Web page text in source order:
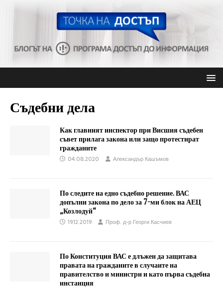
Съдебни дела
Как главният инспектор при Висшия съдебен
съвет прилага закона или защо протестират
гражданите
04.08.2020 Александър Кашъмов
По следите на едно съдебно решение. ВАС
допълни закона по дело за 7-ми блок на АЕЦ
„Козлодуй“
19.12.2019 Проф. д-р Георги Касчиев
По Конституция ВАС е длъжен да защитава
правата на гражданите в случаите на
правителство и министри и като първа съдебна
инстанция